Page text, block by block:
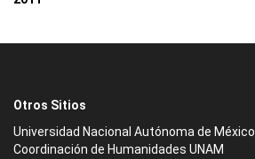
Otros Sitios
Universidad Nacional Autónoma de México
Coordinación de Humanidades UNAM